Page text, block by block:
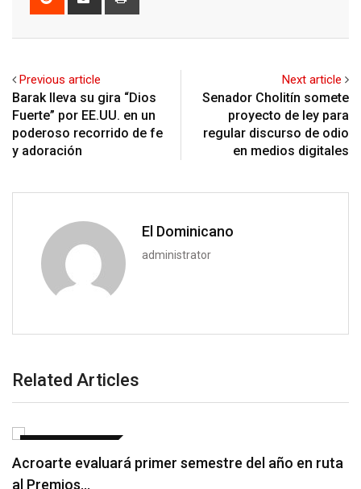
Previous article
Barak lleva su gira “Dios
Fuerte” por EE.UU. en un
poderoso recorrido de fe
y adoración
Next article
Senador Cholitín somete
proyecto de ley para
regular discurso de odio
en medios digitales
El Dominicano
administrator
Related Articles
Acroarte evaluará primer semestre del año en ruta
al Premios…